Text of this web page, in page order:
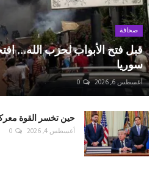
صحافة
قبل فتح الأبواب لحزب الله...
سوريا
أغسطس 6, 2026 0
حين تخسر القوة
أغسطس 4, 2026 0